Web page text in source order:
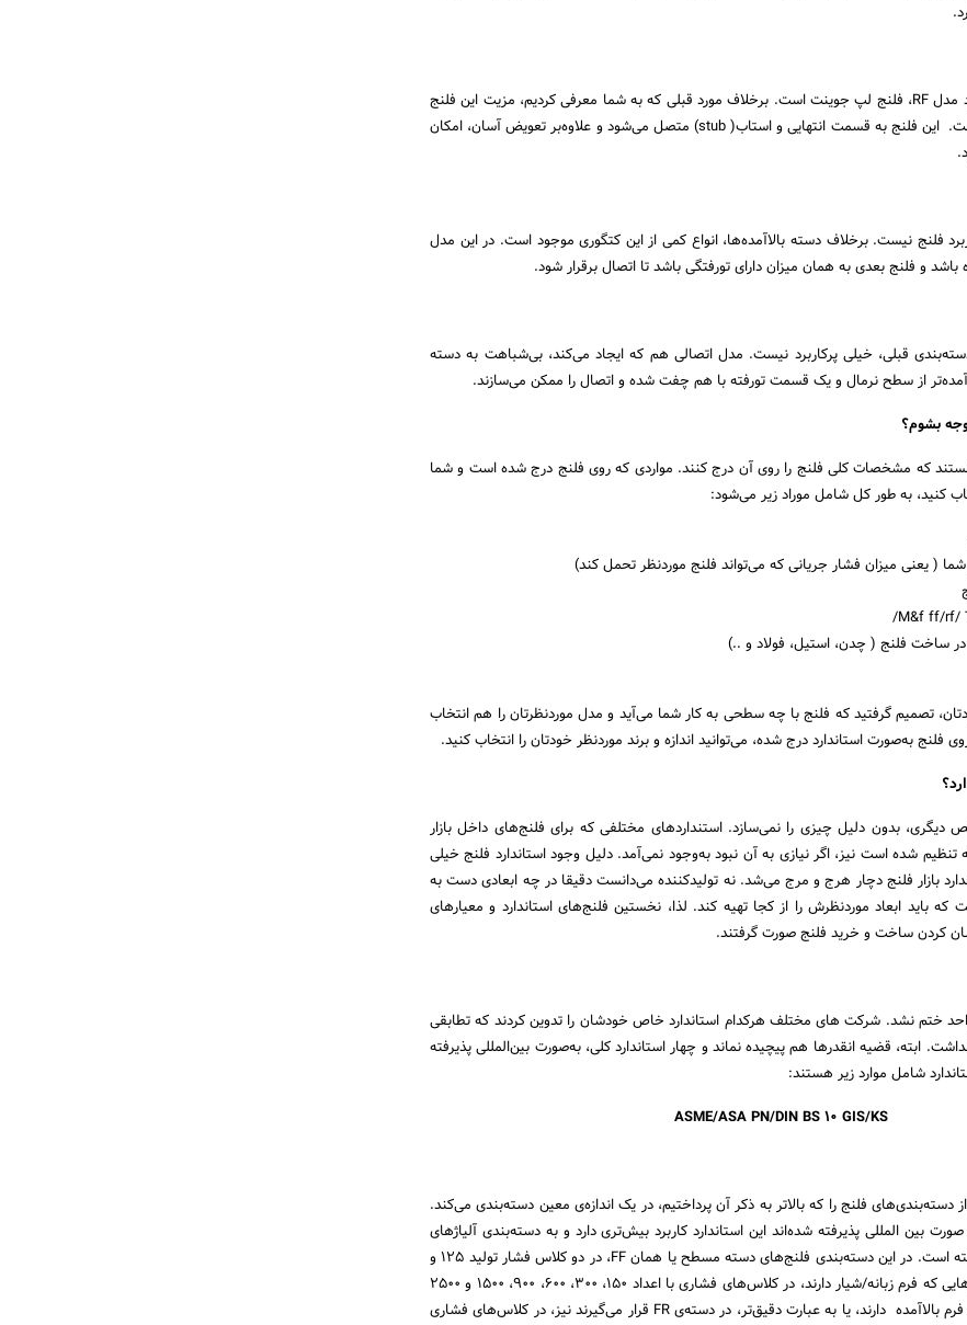
یکی دیگر از فلنج‌های پرکاربرد مدل RF، فلنج لپ جوینت است. برخلاف مورد قبلی که به شما معرفی کردیم، مزیت این فلنج
باز و بسته شدن راحت آن است. این فلنج به قسمت انتهایی و استاب( stub) متصل می‌شود و علاوه‌بر تعویض آسان، امکان
فلنج نیست. برخلاف دسته بالاآمده‌ها، انواع کمی از این کتگوری موجود است. در این مدل
باشد و فلنج بعدی به همان میزان دارای تورفتگی باشد تا اتصال برقرار شود.
قبلی، خیلی پرکاربرد نیست. مدل اتصالی هم که ایجاد می‌کند، بی‌شباهت به دسته
بشوم؟
که مشخصات کلی فلنج را روی آن درج کنند. مواردی که روی فلنج درج شده است و شما
کنید، به طور کل شامل موراد زیر می‌شود:
( یعنی میزان فشار جریانی که می‌تواند فلنج موردنظر تحمل کند)
ساخت فلنج ( چدن، استیل، فولاد و ..)
تصمیم گرفتید که فلنج با چه سطحی به کار شما می‌آید و مدل موردنظرتان را هم انتخاب
فلنج به‌صورت استاندارد درج شده، می‌توانید اندازه و برند موردنظر خودتان را انتخاب کنید.
بدون دلیل چیزی را نمی‌سازد. استنداردهای مختلفی که برای فلنج‌های داخل بازار
شده است نیز، اگر نیازی به آن نبود به‌وجود نمی‌آمد. دلیل وجود استاندارد فلنج خیلی
بازار فلنج دچار هرج و مرج می‌شد. نه تولیدکننده می‌دانست دقیقا در چه ابعادی دست به
که باید ابعاد موردنظرش را از کجا تهیه کند. لذا، نخستین فلنج‌های استاندارد و معیارهای
کردن ساخت و خرید فلنج صورت گرفتند.
ختم نشد. شرکت های مختلف هرکدام استاندارد خاص خودشان را تدوین کردند که تطابقی
ابته، قضیه انقدرها هم پیچیده نماند و چهار استاندارد کلی، به‌صورت بین‌المللی پذیرفته
شامل موارد زیر هستند:
ASME/ASA PN/DIN BS 10 GIS/KS
دسته‌بندی‌های فلنج را که بالاتر به ذکر آن پرداختیم، در یک اندازه‌ی معین دسته‌بندی می‌کند.
بین المللی پذیرفته شده‌اند این استاندارد کاربرد بیش‌تری دارد و به دسته‌بندی آلیاژهای
استاندارد برای فلنج نیز پرداخته است. در این دسته‌بندی فلنج‌های دسته مسطح یا همان FF، در دو کلاس فشار تولید 125 و
250 تولید می‌شوند. و فلنج‌هایی که فرم زبانه/شیار دارند، در کلاس‌های فشاری با اعداد 150، 300، 600، 900، 1500 و 2500
تولید می‌شوند. فلنج‌هایی که فرم بالاآمده دارند، یا به عبارت دقیق‌تر، در دسته‌ی FR قرار می‌گیرند نیز، در کلاس‌های فشاری